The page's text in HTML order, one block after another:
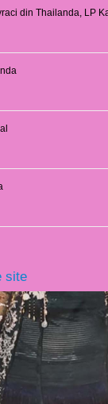
din Thailanda, LP
site